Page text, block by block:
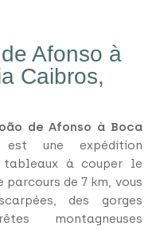
Afonso à
Caibros,
de Afonso à Boca
est une expédition
à couper le
de 7 km, vous
des gorges
montagneuses